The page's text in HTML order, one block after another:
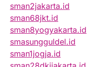
sman2jakarta.id
sman68jkt.id
sman8yogyakarta.id
smasungguldel.id
sman1jogja.id